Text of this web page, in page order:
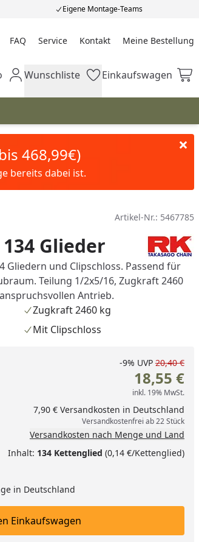
Eigene Montage-Teams
FAQ Service Kontakt Meine Bestellung
Meine Bestellung
Wunschliste
Wunschliste Einkaufswagen
Einkaufswagen
468,99€)
bereits dabei ist.
Artikel-Nr.: 5467785
Glieder
Gliedern und Clipschloss. Passend für
Teilung 1/2x5/16, Zugkraft 2460
Antrieb.
Zugkraft 2460 kg
Mit Clipschloss
eingeben
um eins erhöhen
-9% UVP 20,40 €
18,55 €
inkl. 19% MwSt.
7,90 € Versandkosten in Deutschland
Versandkostenfrei ab 22 Stück
Versandkosten nach Menge und Land
Inhalt: 134 Kettenglied (0,14 €/Kettenglied)
in Deutschland
In den Einkaufswagen legen
Einkaufswagen